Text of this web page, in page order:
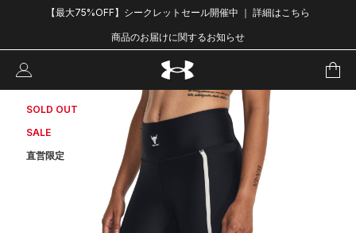
【最大75%OFF】シークレットセール開催中 ｜ 詳細はこちら
商品のお届けに関するお知らせ
SOLD OUT
SALE
直営限定